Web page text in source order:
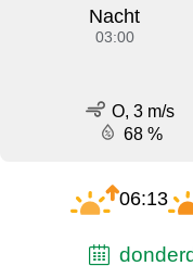
Nacht
03:00
O, 3 m/s
68 %
06:13